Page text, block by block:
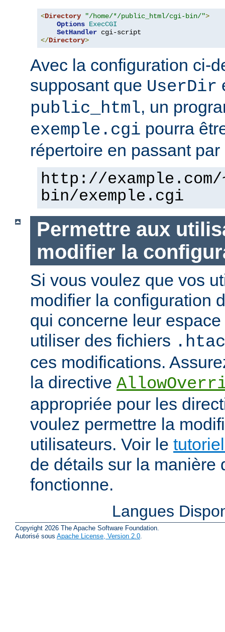
<Directory "/home/*/public_html/cgi-bin/">
Options ExecCGI
SetHandler
</Directory>
Avec la configuration ci-
supposant que UserDir
public_html, un
exemple.cgi pourra
répertoire en passant par
http://
bin/exemple.cgi
Permettre aux
modifier la
Si vous voulez que vos
modifier la configuration
qui concerne leur
utiliser des fichiers
ces modifications.
la directive
appropriée pour les
voulez permettre la
utilisateurs. Voir le
de détails sur la manière
fonctionne.
Langues
Copyright 2026 The Apache Software Foundation.
Autorisé sous Apache License, Version 2.0.